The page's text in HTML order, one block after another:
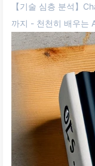
【기술 심층 분석】
까지 - 천천히 배우는